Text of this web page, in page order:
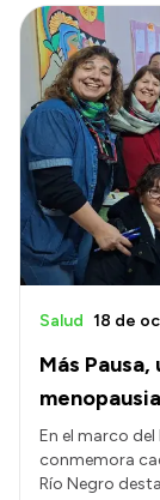
Más
Salud 18 de
En el marco del
conmemora
Río Negro